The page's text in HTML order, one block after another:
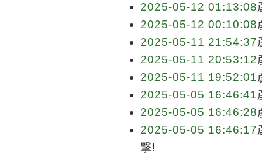
2025-05-12 01:13:08
2025-05-12 00:10:08
2025-05-11 21:54:37
2025-05-11 20:53:12
2025-05-11 19:52:01
2025-05-05 16:46:41
2025-05-05 16:46:28
2025-05-05 16:46:17
撃!